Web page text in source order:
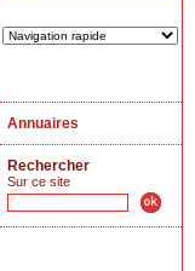
Annuaires
Rechercher
Sur ce site